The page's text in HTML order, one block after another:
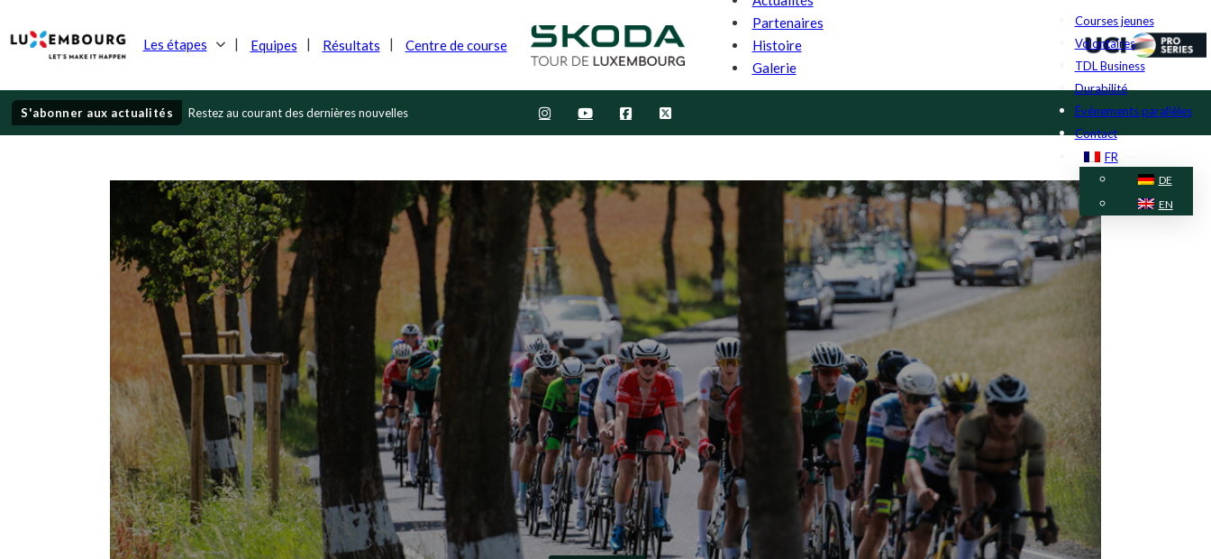
Les étapes Equipes Résultats Centre de course
Partenaires
Histoire
Galerie
S'abonner aux actualités Restez au courant des dernières nouvelles
Courses jeunes
Volontaires
TDL Business
Durabilité
Événements parallèles
Contact
FR
DE
EN